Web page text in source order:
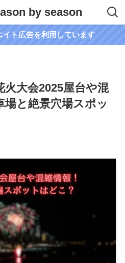
by season
イト広告を利用しています
火大会2025屋台や混
場と絶景穴場スポッ